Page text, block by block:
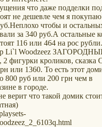
что даже подделки
не дешевле чем я
чтобы и
за 340 руб.А остальные
116 или 464 на рос рубли.
Li`l Woodzeez
фигурки кроликов, сказка
или 1360. То есть этот
800 руб или 200 грн чем в
в городе.
верит что такой домик